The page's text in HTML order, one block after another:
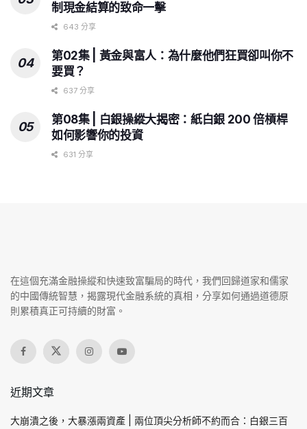
制現金結算的致命一擊
643 分享
第02集 | 黃金與富人：為什麼他們狂買卻叫你不
要買？
637 分享
第08集 | 白銀操縱大揭密：紙白銀 200 倍槓桿
如何影響你的投資
631 分享
在這個充滿金融操縱和快速致富騙局的時代，我們回歸道家和儒家
的中國傳統智慧，揭露現代金融系統的真相，分享如何通過道德原
則累積真正可持續的財富。
近期文章
大崩潰之後，大暴漲兩資產 | 兩位頂尖分析師不約而合：白銀三百